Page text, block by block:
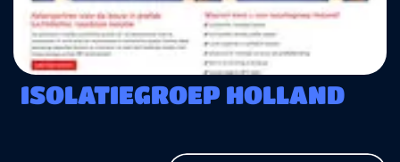
ISOLATIEGROEP HOLLAND